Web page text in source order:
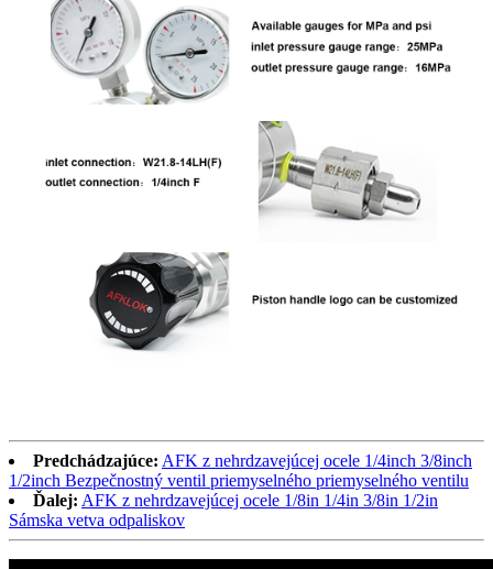
Predchádzajúce: AFK z nehrdzavejúcej ocele 1/4inch 3/8inch
1/2inch Bezpečnostný ventil priemyselného priemyselného ventilu
Ďalej: AFK z nehrdzavejúcej ocele 1/8in 1/4in 3/8in 1/2in
Sámska vetva odpaliskov